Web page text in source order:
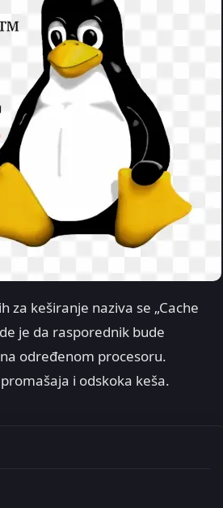
za keširanje naziva se „Cache
je da rasporednik bude
određenom procesoru.
i odskoka keša.